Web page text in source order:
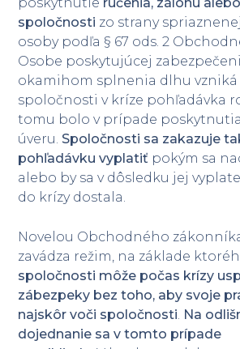
spoločnosti zo strany
osoby podľa § 67 ods. 2
Osobe poskytujúcej
okamihom splnenia dlhu vzniká
spoločnosti v kríze pohľadávka
tomu bolo v prípade poskytnutia
úveru. Spoločnosti sa zakazuje
pohľadávku vyplatiť pokým sa
alebo by sa v dôsledku jej
do krízy dostala.
Novelou Obchodného
zavádza režim, na základe
spoločnosti môže počas krízy
zábezpeky bez toho, aby svoje
najskôr voči spoločnosti. Na
dojednanie sa v tomto prípade